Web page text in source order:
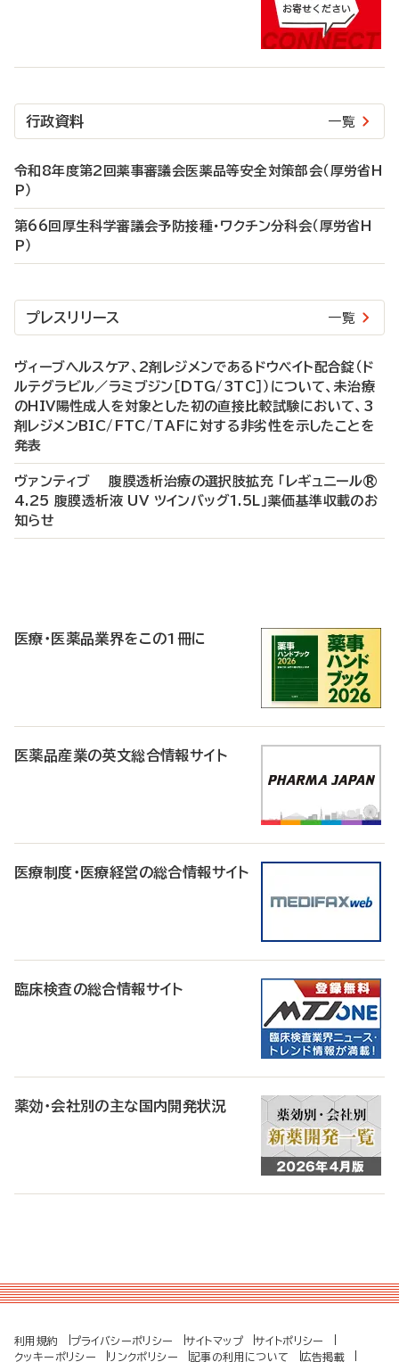
行政資料 一覧
令和8年度第2回薬事審議会医薬品等安全対策部会（厚労省H
P）
第66回厚生科学審議会予防接種・ワクチン分科会（厚労省H
P）
プレスリリース 一覧
ヴィーブヘルスケア、2剤レジメンであるドウベイト配合錠（ド
ルテグラビル／ラミブジン［DTG/3TC］）について、未治療
のHIV陽性成人を対象とした初の直接比較試験において、3
剤レジメンBIC/FTC/TAFに対する非劣性を示したことを
発表
ヴァンティブ 腹膜透析治療の選択肢拡充 「レギュニール®
4.25 腹膜透析液 UV ツインバッグ1.5L」薬価基準収載のお
知らせ
医療・医薬品業界をこの1冊に
医薬品産業の英文総合情報サイト
医療制度・医療経営の総合情報サイト
臨床検査の総合情報サイト
薬効・会社別の主な国内開発状況
利用規約 プライバシーポリシー サイトマップ
サイトポリシー
クッキーポリシー
リンクポリシー 記事の利用について 広告掲載